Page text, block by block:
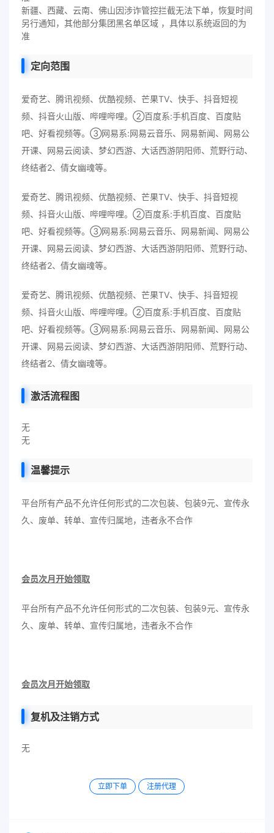
新疆、西藏、云南、佛山因涉诈管控拦截无法下单，恢复时间
另行通知，其他部分集团黑名单区域 ，具体以系统返回的为
准
定向范围
爱奇艺、腾讯视频、优酷视频、芒果TV、快手、抖音短视
频、抖音火山版、哔哩哔哩。②百度系:手机百度、百度贴
吧、好看视频等。③网易系:网易云音乐、网易新闻、网易公
开课、网易云阅读、梦幻西游、大话西游阴阳师、荒野行动、
终结者2、倩女幽魂等。
爱奇艺、腾讯视频、优酷视频、芒果TV、快手、抖音短视
频、抖音火山版、哔哩哔哩。②百度系:手机百度、百度贴
吧、好看视频等。③网易系:网易云音乐、网易新闻、网易公
开课、网易云阅读、梦幻西游、大话西游阴阳师、荒野行动、
终结者2、倩女幽魂等。
爱奇艺、腾讯视频、优酷视频、芒果TV、快手、抖音短视
频、抖音火山版、哔哩哔哩。②百度系:手机百度、百度贴
吧、好看视频等。③网易系:网易云音乐、网易新闻、网易公
开课、网易云阅读、梦幻西游、大话西游阴阳师、荒野行动、
终结者2、倩女幽魂等。
激活流程图
无
无
温馨提示
平台所有产品不允许任何形式的二次包装、包装9元、宣传永
久、废单、转单、宣传归属地，违者永不合作
会员次月开始领取
平台所有产品不允许任何形式的二次包装、包装9元、宣传永
久、废单、转单、宣传归属地，违者永不合作
会员次月开始领取
复机及注销方式
无
立即下单 注册代理